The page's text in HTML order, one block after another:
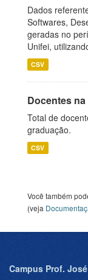
Dados
Softwares,
geradas no
Unifei,
CSV
Docentes
Total de
graduação.
CSV
Você também
(veja
Campus Prof.